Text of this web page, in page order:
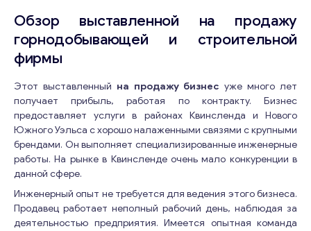
Обзор выставленной на продажу
горнодобывающей и строительной
фирмы
Этот выставленный на продажу бизнес уже много лет
получает прибыль, работая по контракту. Бизнес
предоставляет услуги в районах Квинсленда и Нового
Южного Уэльса с хорошо налаженными связями с крупными
брендами. Он выполняет специализированные инженерные
работы. На рынке в Квинсленде очень мало конкуренции в
данной сфере.
Инженерный опыт не требуется для ведения этого бизнеса.
Продавец работает неполный рабочий день, наблюдая за
деятельностью предприятия. Имеется опытная команда